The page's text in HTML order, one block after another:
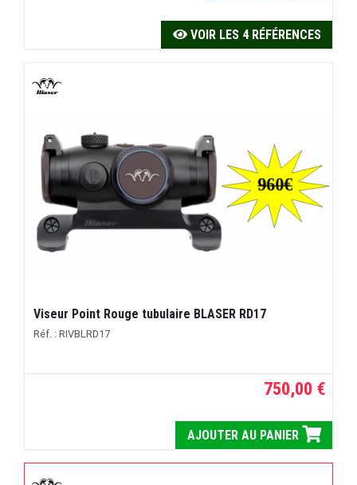
VOIR LES 4 RÉFÉRENCES
Viseur Point Rouge tubulaire BLASER RD17
Réf. : RIVBLRD17
750,00 €
AJOUTER AU PANIER